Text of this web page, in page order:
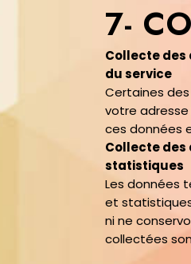
7-
Collecte des
du service
Certaines
votre adresse
ces données
Collecte des
statistiques
Les données
et
ni ne
collectées